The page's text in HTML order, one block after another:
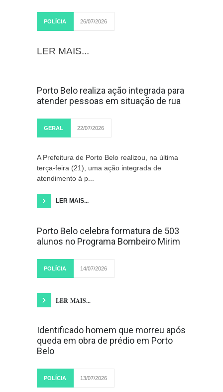
POLÍCIA 26/07/2026
LER MAIS...
Porto Belo realiza ação integrada para
atender pessoas em situação de rua
GERAL 22/07/2026
A Prefeitura de Porto Belo realizou, na última
terça-feira (21), uma ação integrada de
atendimento à p...
LER MAIS...
Porto Belo celebra formatura de 503
alunos no Programa Bombeiro Mirim
POLÍCIA 14/07/2026
LER MAIS...
Identificado homem que morreu após
queda em obra de prédio em Porto
Belo
POLÍCIA 13/07/2026